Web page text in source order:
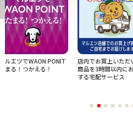
PONIT
！
店内でお買上いただいた
商品を3時間以内にお届け
する宅配サービス
マル
てい
Eats
ツ